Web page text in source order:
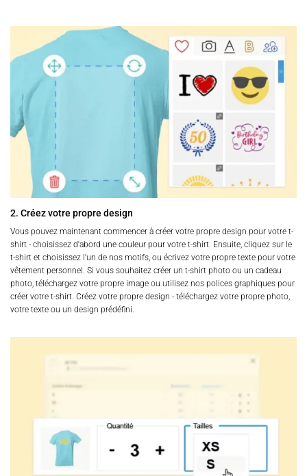
2. Créez votre propre design
Vous pouvez maintenant commencer à créer votre propre design pour votre t-
shirt - choisissez d'abord une couleur pour votre t-shirt. Ensuite, cliquez sur le
t-shirt et choisissez l'un de nos motifs, ou écrivez votre propre texte pour votre
vêtement personnel. Si vous souhaitez créer un t-shirt photo ou un cadeau
photo, téléchargez votre propre image ou utilisez nos polices graphiques pour
créer votre t-shirt. Créez votre propre design - téléchargez votre propre photo,
votre texte ou un design prédéfini.